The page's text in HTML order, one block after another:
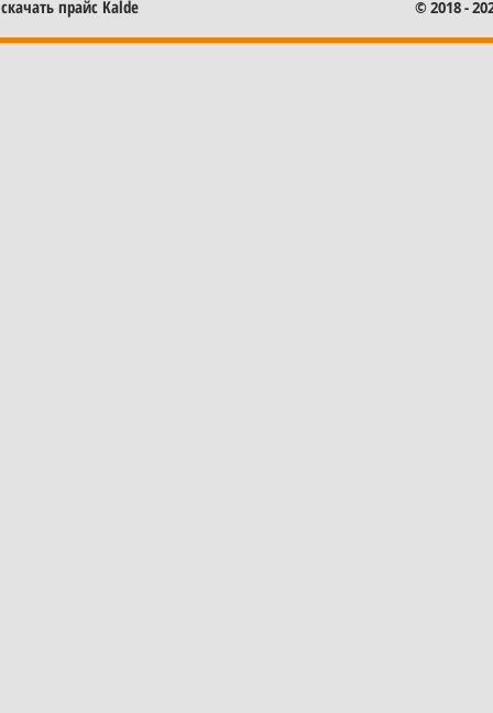
скачать прайс Kalde © 2018 -